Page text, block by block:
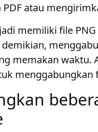
PDF atau
memiliki file
memakan waktu.
menggabungkan